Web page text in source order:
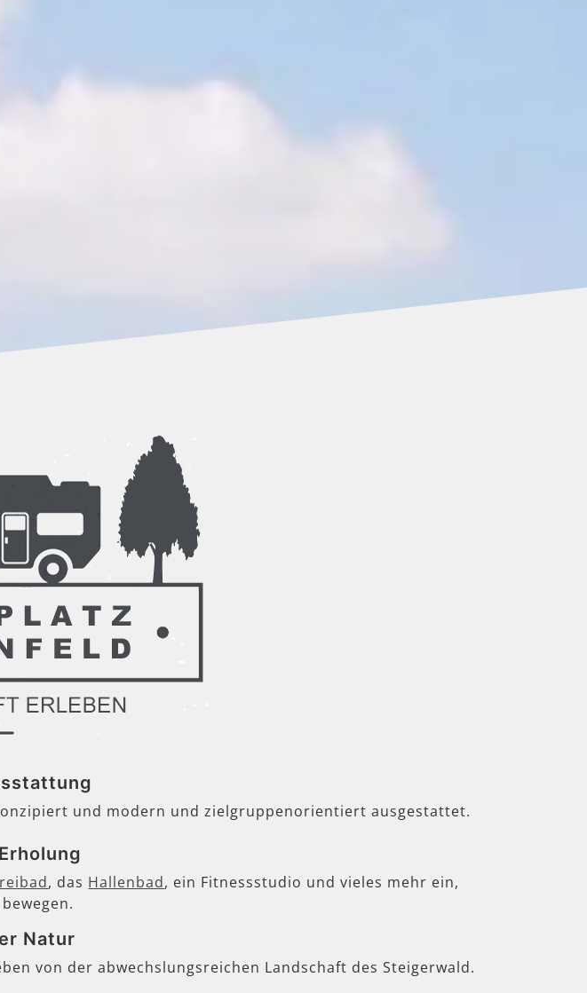
und modern und zielgruppenorientiert ausgestattet.
, das Hallenbad, ein Fitnessstudio und vieles mehr ein,
Natur
von der abwechslungsreichen Landschaft des Steigerwald.